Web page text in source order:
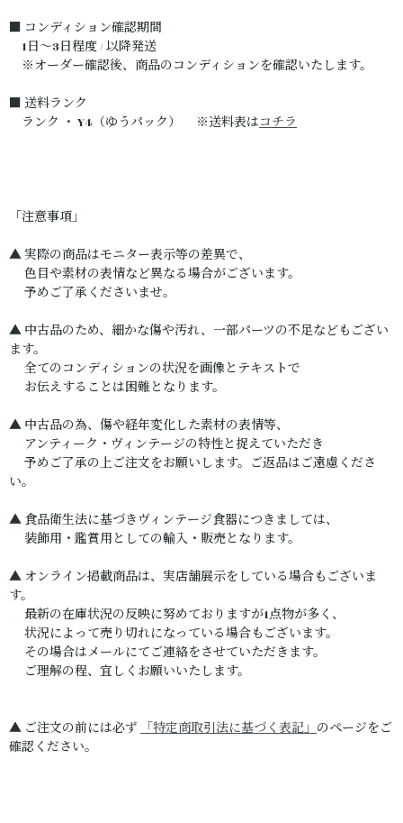
■ コンディション確認期間
1日～3日程度 / 以降発送
※オーダー確認後、商品のコンディションを確認いたします。
■ 送料ランク
ランク ・ Y4（ゆうパック） ※送料表はコチラ
「注意事項」
▲ 実際の商品はモニター表示等の差異で、
色目や素材の表情など異なる場合がございます。
予めご了承くださいませ。
▲ 中古品のため、細かな傷や汚れ、一部パーツの不足などもござい
ます。
全てのコンディションの状況を画像とテキストで
お伝えすることは困難となります。
▲ 中古品の為、傷や経年変化した素材の表情等、
アンティーク・ヴィンテージの特性と捉えていただき
予めご了承の上ご注文をお願いします。ご返品はご遠慮くださ
い。
▲ 食品衛生法に基づきヴィンテージ食器につきましては、
装飾用・鑑賞用としての輸入・販売となります。
▲ オンライン掲載商品は、実店舗展示をしている場合もございま
す。
最新の在庫状況の反映に努めておりますが1点物が多く、
状況によって売り切れになっている場合もございます。
その場合はメールにてご連絡をさせていただきます。
ご理解の程、宜しくお願いいたします。
▲ ご注文の前には必ず 「特定商取引法に基づく表記」のページをご
確認ください。